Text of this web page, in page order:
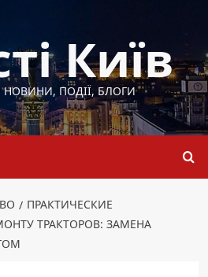
Київ
НОВИНИ, ПОДІЇ, БЛОГИ
ПРАКТИЧЕСКИЕ
ТРАКТОРОВ: ЗАМЕНА